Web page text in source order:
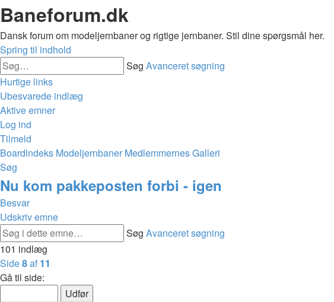
Baneforum.dk
Dansk forum om modeljernbaner og rigtige jernbaner. Stil dine spørgsmål her.
Spring til indhold
Søg Avanceret søgning
Hurtige links
Ubesvarede indlæg
Aktive emner
Log ind
Tilmeld
Boardindeks Modeljernbaner Medlemmernes Galleri
Søg
Nu kom pakkeposten forbi - igen
Besvar
Udskriv emne
Søg Avanceret søgning
101 indlæg
Side8af 11
Gå til side: